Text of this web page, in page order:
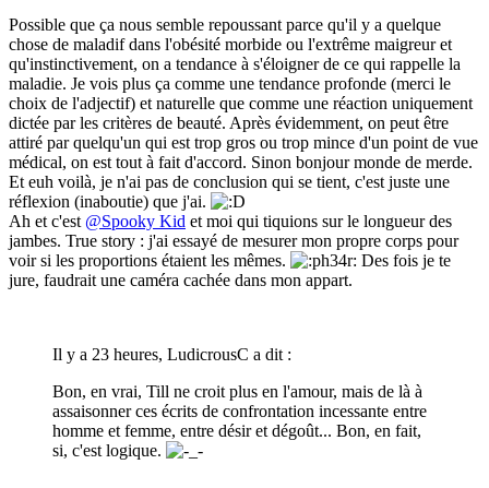
Possible que ça nous semble repoussant parce qu'il y a quelque
chose de maladif dans l'obésité morbide ou l'extrême maigreur et
qu'instinctivement, on a tendance à s'éloigner de ce qui rappelle la
maladie. Je vois plus ça comme une tendance profonde (merci le
choix de l'adjectif) et naturelle que comme une réaction uniquement
dictée par les critères de beauté. Après évidemment, on peut être
attiré par quelqu'un qui est trop gros ou trop mince d'un point de vue
médical, on est tout à fait d'accord. Sinon bonjour monde de merde.
Et euh voilà, je n'ai pas de conclusion qui se tient, c'est juste une
réflexion (inaboutie) que j'ai.
Ah et c'est @Spooky Kid et moi qui tiquions sur le longueur des
jambes. True story : j'ai essayé de mesurer mon propre corps pour
voir si les proportions étaient les mêmes.
Des fois je te
jure, faudrait une caméra cachée dans mon appart.
Il y a 23 heures, LudicrousC a dit :
Bon, en vrai, Till ne croit plus en l'amour, mais de là à
assaisonner ces écrits de confrontation incessante entre
homme et femme, entre désir et dégoût... Bon, en fait,
si, c'est logique.